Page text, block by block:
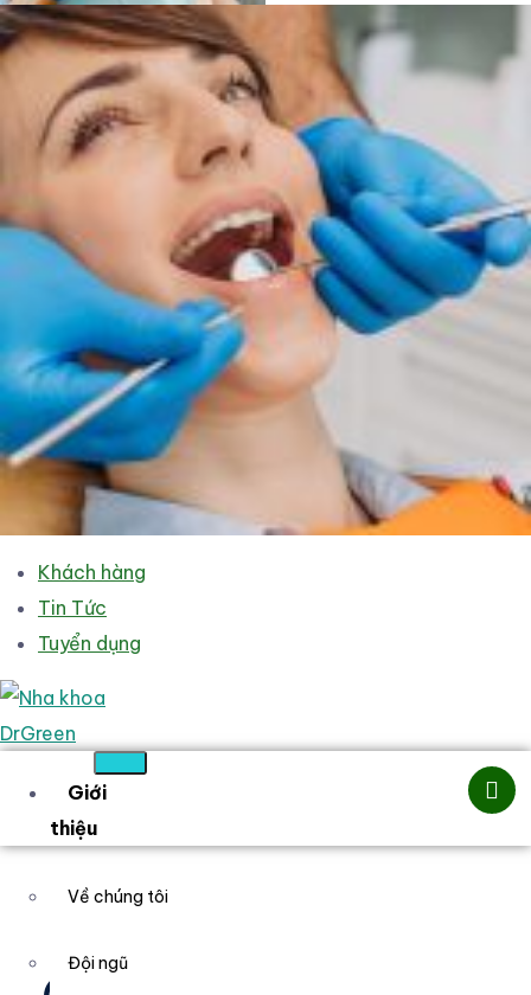
Khách hàng
Tin Tức
Tuyển dụng
Giới
thiệu
Về chúng tôi
Đội ngũ